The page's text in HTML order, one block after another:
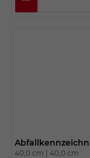
40,0 cm | 40,0 cm